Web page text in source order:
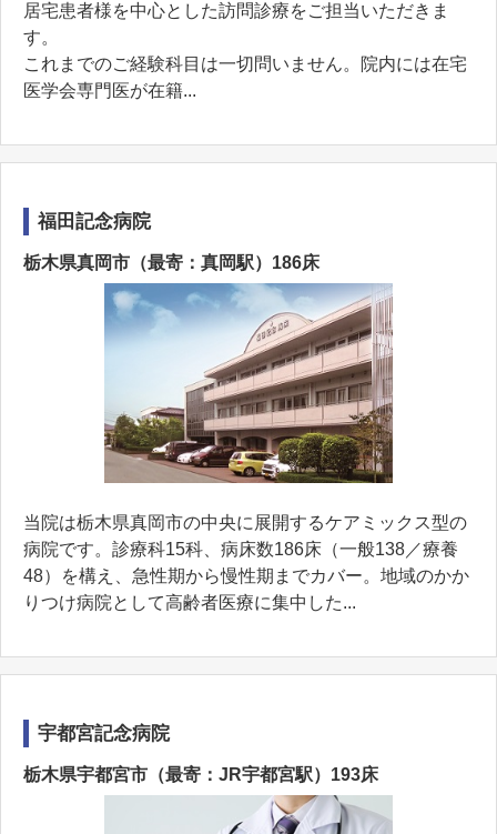
居宅患者様を中心とした訪問診療をご担当いただきま
す。
これまでのご経験科目は一切問いません。院内には在宅
医学会専門医が在籍...
福田記念病院
栃木県真岡市（最寄：真岡駅）186床
当院は栃木県真岡市の中央に展開するケアミックス型の
病院です。診療科15科、病床数186床（一般138／療養
48）を構え、急性期から慢性期までカバー。地域のかか
りつけ病院として高齢者医療に集中した...
宇都宮記念病院
栃木県宇都宮市（最寄：JR宇都宮駅）193床